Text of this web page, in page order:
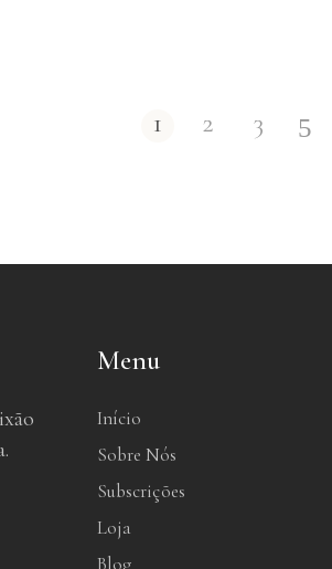
1 2 3
Menu
Início
Sobre Nós
Subscrições
Loja
Blog